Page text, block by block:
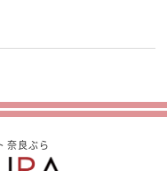
奈良ぶら